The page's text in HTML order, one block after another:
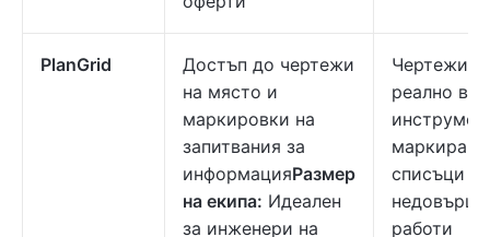
PlanGrid
Достъп до чертежи
на място и
маркировки на
запитвания за
информацияРазмер
на екипа: Идеален
за инженери на
Чертежи в
реално
маркиране,
списъци с
работи